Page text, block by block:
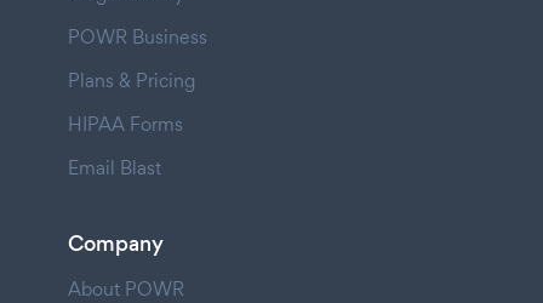
POWR Business
Plans & Pricing
HIPAA Forms
Email Blast
Company
About POWR